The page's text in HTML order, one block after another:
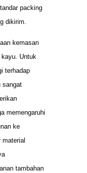
packing
dikirim.
kemasan
kayu. Untuk
terhadap
sangat
memengaruhi
ke
tambahan